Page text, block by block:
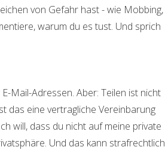
von Gefahr hast - wie Mobbing,
warum du es tust. Und sprich
Mail-Adressen. Aber: Teilen ist nicht
das eine vertragliche Vereinbarung
will, dass du nicht auf meine private
Und das kann strafrechtlich